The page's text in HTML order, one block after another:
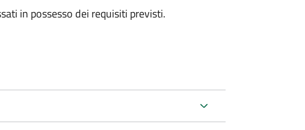
in possesso dei requisiti previsti.